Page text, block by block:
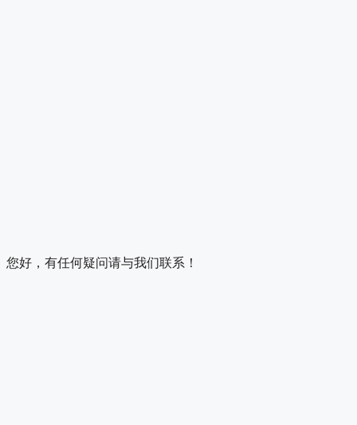
您好，有任何疑问请与我们联系！